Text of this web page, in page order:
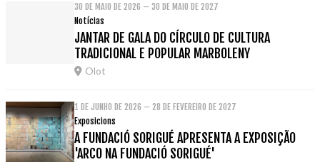
30 DE MAIO DE 2026 – 30 DE MAIO DE 2027
Notícias
JANTAR DE GALA DO CÍRCULO DE CULTURA
TRADICIONAL E POPULAR MARBOLENY
Olot
1 DE JUNHO DE 2026 – 28 DE FEVEREIRO DE 2027
Exposicions
A FUNDACIÓ SORIGUÉ APRESENTA A EXPOSIÇÃO
'ARCO NA FUNDACIÓ SORIGUÉ'